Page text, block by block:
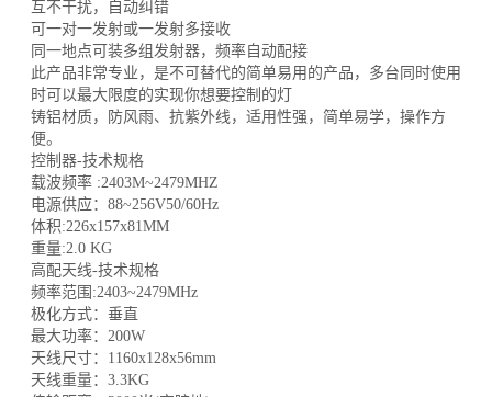
互不干扰，自动纠错
可一对一发射或一发射多接收
同一地点可装多组发射器，频率自动配接
此产品非常专业，是不可替代的简单易用的产品，多台同时使用
时可以最大限度的实现你想要控制的灯
铸铝材质，防风雨、抗紫外线，适用性强，简单易学，操作方
便。
控制器-技术规格
载波频率 :2403M~2479MHZ
电源供应：88~256V50/60Hz
体积:226x157x81MM
重量:2.0 KG
高配天线-技术规格
频率范围:2403~2479MHz
极化方式：垂直
最大功率：200W
天线尺寸：1160x128x56mm
天线重量：3.3KG